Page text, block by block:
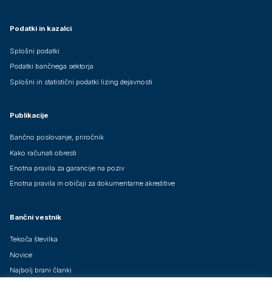
Podatki in kazalci
Splošni podatki
Podatki bančnega sektorja
Splošni in statistični podatki lizing dejavnosti
Publikacije
Bančno poslovanje, priročnik
Kako računati obresti
Enotna pravila za garancije na poziv
Enotna pravila in običaji za dokumentarne akreditive
Bančni vestnik
Tekoča številka
Novice
Najbolj brani članki